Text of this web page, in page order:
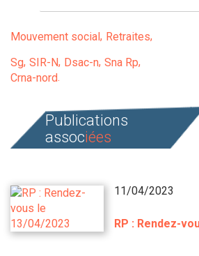
Mouvement social Retraites
Sg SIR-N Dsac-n Sna Rp
Crna-nord
Publications
associées
11/04/2023
RP : Rendez-